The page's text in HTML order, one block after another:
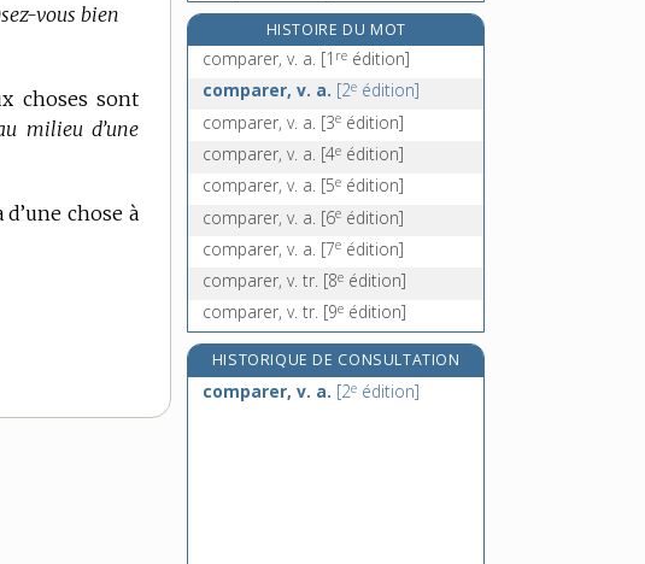
vous bien
choses sont
milieu d’une
chose à
compartimenter, v. tr.
compartir, v.[7eédition]
compartiteur, n. m. [6 édition]
comparution, n. f.
HISTOIRE DU MOT
comparer, v. a. [1 re édition]
comparer, v. a. [2e édition]
comparer, v. a. [3e édition]
comparer, v. a. [4e édition]
comparer, v. a. [5e édition]
comparer, v. a. [6e édition]
comparer, v. a. [7e édition]
comparer, v. tr. [8e édition]
comparer, v. tr. [9e édition]
HISTORIQUE DE CONSULTATION
comparer, v. a. [2e édition]